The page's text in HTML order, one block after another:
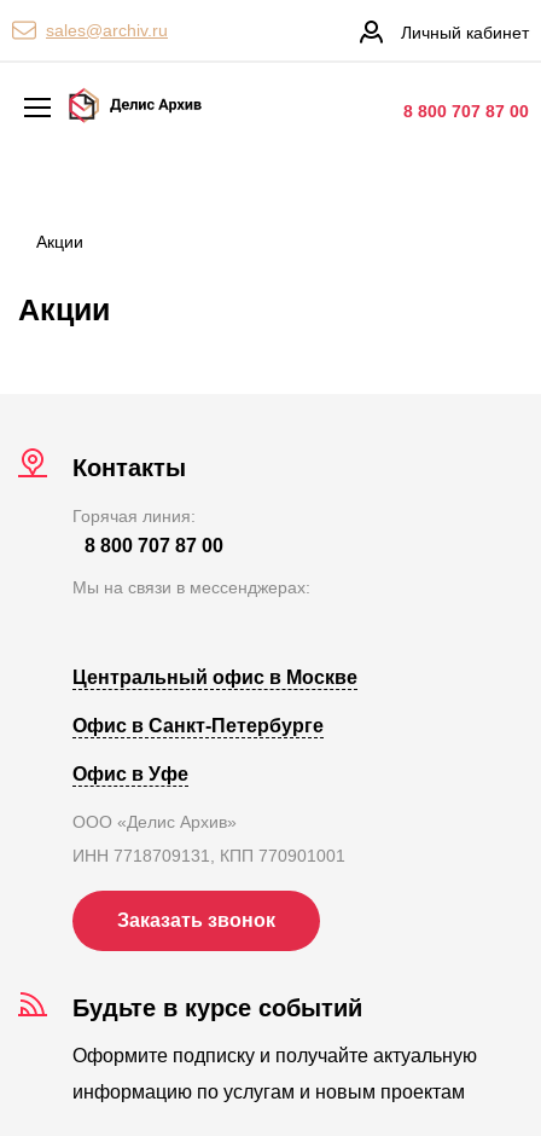
sales@archiv.ru Личный кабинет
8 800 707 87 00
Персональные сервисы
Хранение документов
Сканирование документов
О компании
Акции
Расчет
Заказать звонок
Акции
Акции
Контакты
Горячая линия:
8 800 707 87 00
Мы на связи в мессенджерах:
Центральный офис в Москве
Офис в Санкт-Петербурге
Офис в Уфе
ООО «Делис Архив»
ИНН 7718709131, КПП 770901001
Заказать звонок
Будьте в курсе событий
Оформите подписку и получайте актуальную
информацию по услугам и новым проектам